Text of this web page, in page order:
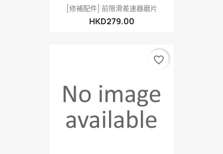
[修補配件] 前限滑差速器磨片
HKD279.00
favorite_border